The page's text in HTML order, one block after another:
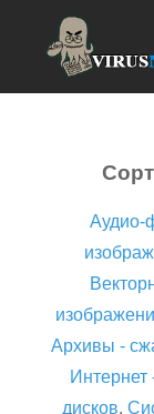
Аудио-
Архивы -
дисков,